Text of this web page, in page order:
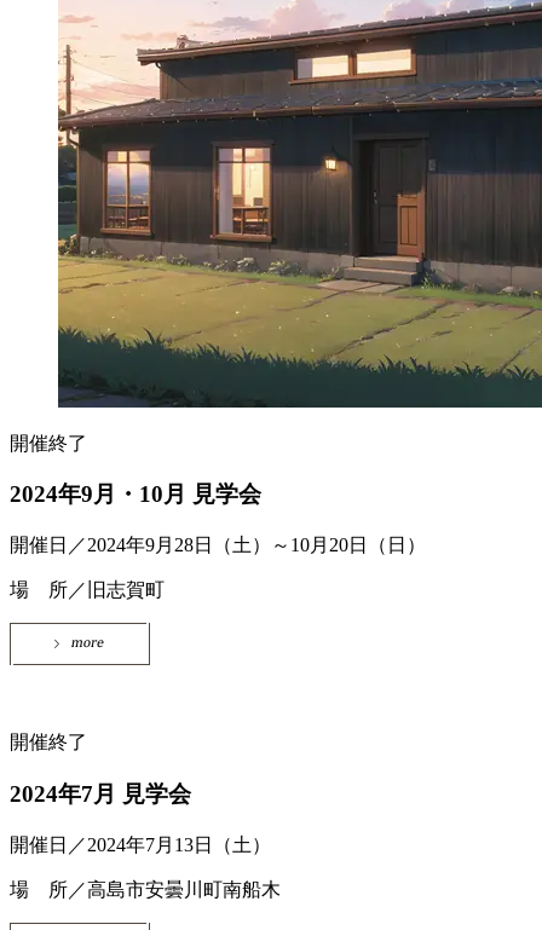
開催終了
2024年9月・10月 見学会
開催日／2024年9月28日（土）～10月20日（日）
場 所／旧志賀町
開催終了
2024年7月 見学会
開催日／2024年7月13日（土）
場 所／高島市安曇川町南船木